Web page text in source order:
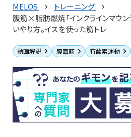
MELOS
トレーニング
腹筋×脂肪燃焼「インクラインマウン
いやり方。イスを使った筋トレ
動画解説 腹直筋 有酸素運動